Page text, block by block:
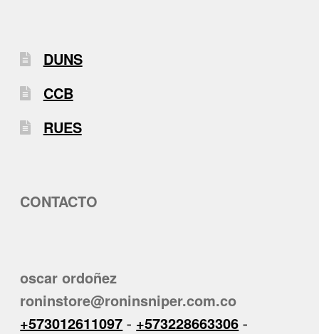
DUNS
CCB
RUES
CONTACTO
oscar ordoñez
roninstore@roninsniper.com.co
+573012611097 - +573228663306 -